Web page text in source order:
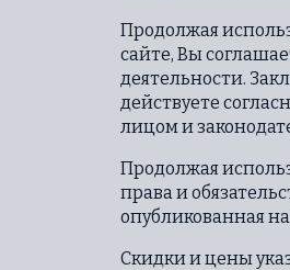
Продолжая
сайте, Вы
деятельности.
действуете
лицом и
Продолжая
права и
опубликованная
Скидки и цены